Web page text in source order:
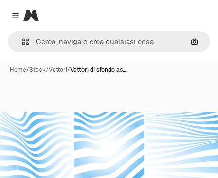
Close menu
Magnific
Cerca
Home/Stock/Vettori/Vettori di sfondo as…